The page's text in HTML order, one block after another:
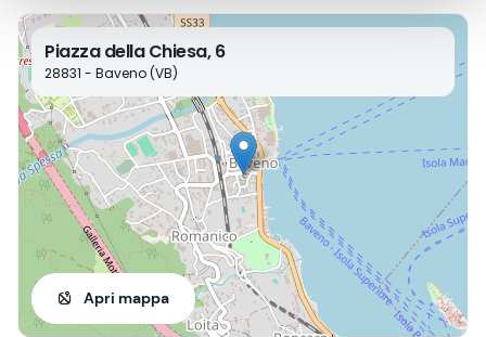
Piazza della Chiesa, 6
28831 - Baveno (VB)
Apri mappa